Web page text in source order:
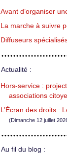
Avant d’organiser
La marche à suivre
Diffuseurs
Actualité :
Hors-service :
associations
L’Écran des droits :
(Dimanche 12 juillet
Au fil du blog :